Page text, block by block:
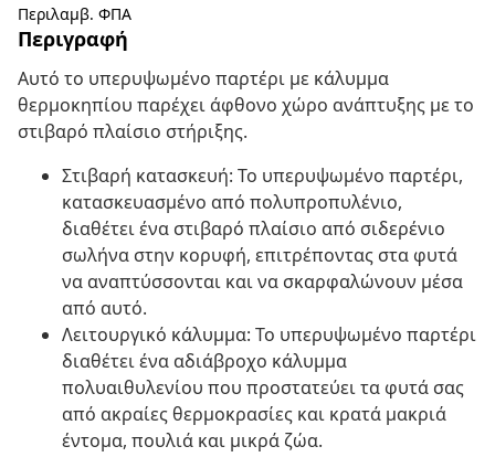
Περιλαμβ. ΦΠΑ
Περιγραφή
Αυτό το υπερυψωμένο παρτέρι με κάλυμμα
θερμοκηπίου παρέχει άφθονο χώρο ανάπτυξης με το
στιβαρό πλαίσιο στήριξης.
Στιβαρή κατασκευή: Το υπερυψωμένο παρτέρι,
κατασκευασμένο από πολυπροπυλένιο,
διαθέτει ένα στιβαρό πλαίσιο από σιδερένιο
σωλήνα στην κορυφή, επιτρέποντας στα φυτά
να αναπτύσσονται και να σκαρφαλώνουν μέσα
από αυτό.
Λειτουργικό κάλυμμα: Το υπερυψωμένο παρτέρι
διαθέτει ένα αδιάβροχο κάλυμμα
πολυαιθυλενίου που προστατεύει τα φυτά σας
από ακραίες θερμοκρασίες και κρατά μακριά
έντομα, πουλιά και μικρά ζώα.